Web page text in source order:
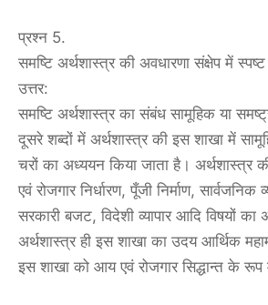
प्रश्न 5.
समष्टि अर्थशास्त्र की अवधारणा संक्षेप में
उत्तर:
समष्टि अर्थशास्त्र का संबंध सामूहिक या
दूसरे शब्दों में अर्थशास्त्र की इस शाखा में
चरों का अध्ययन किया जाता है। अर्थशास्त्र
एवं रोजगार निर्धारण, पूँजी निर्माण, सार्वजनिक
सरकारी बजट, विदेशी व्यापार आदि विषयों का
अर्थशास्त्र ही इस शाखा का उदय आर्थिक
इस शाखा को आय एवं रोजगार सिद्धान्त के रूप